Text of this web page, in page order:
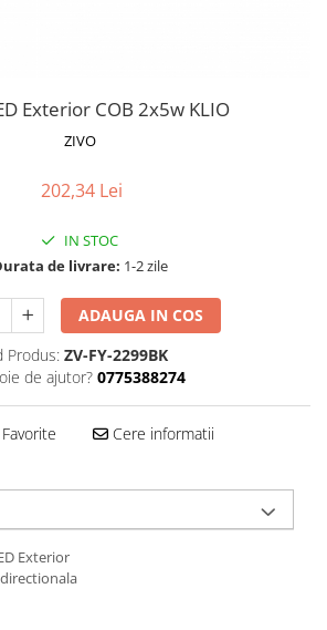
Exterior COB 2x5w KLIO
ZIVO
202,34 Lei
IN STOC
de livrare: 1-2 zile
ADAUGA IN COS
Produs: ZV-FY-2299BK
de ajutor? 0775388274
Cere informatii
Exterior